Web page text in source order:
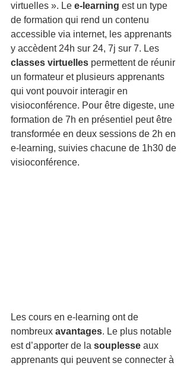
virtuelles ». Le e-learning est un type
de formation qui rend un contenu
accessible via internet, les apprenants
y accèdent 24h sur 24, 7j sur 7. Les
classes virtuelles permettent de réunir
un formateur et plusieurs apprenants
qui vont pouvoir interagir en
visioconférence. Pour être digeste, une
formation de 7h en présentiel peut être
transformée en deux sessions de 2h en
e-learning, suivies chacune de 1h30 de
visioconférence.
Les cours en e-learning ont de
nombreux avantages. Le plus notable
est d’apporter de la souplesse aux
apprenants qui peuvent se connecter à